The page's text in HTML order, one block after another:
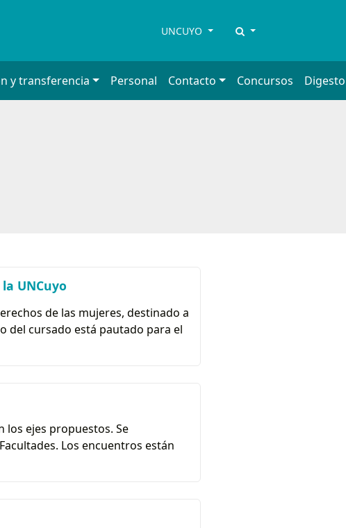
UNCUYO
y transferencia Personal Contacto Concursos Digesto
UNCuyo
de las mujeres, destinado a
del cursado está pautado para el
los ejes propuestos. Se
Los encuentros están